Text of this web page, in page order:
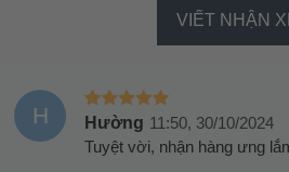
VIẾT NHẬN
H Hường 11:50, 30/10/2024
Tuyệt vời, nhận hàng ưng